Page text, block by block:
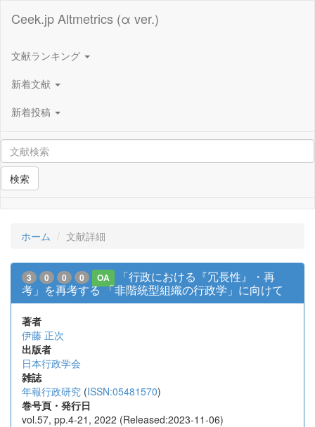
Ceek.jp Altmetrics (α ver.)
文献ランキング
新着文献
新着投稿
検索
ホーム 文献詳細
3 0 0 0 OA
「行政における『冗長性』・再
考」を再考する 「非階統型組織の行政学」に向けて
著者
伊藤 正次
出版者
日本行政学会
雑誌
年報行政研究 (ISSN:05481570)
巻号頁・発行日
vol.57, pp.4-21, 2022 (Released:2023-11-06)